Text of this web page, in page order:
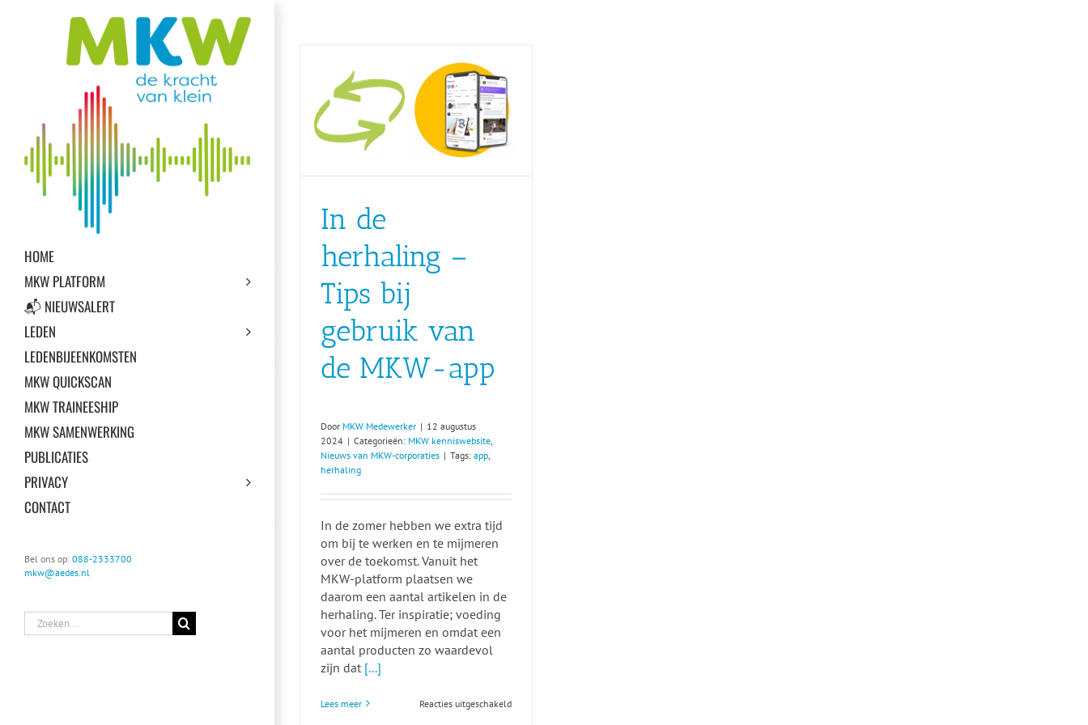
HOME
MKW PLATFORM
📬 NIEUWSALERT
LEDEN
LEDENBIJEENKOMSTEN
MKW QUICKSCAN
MKW TRAINEESHIP
MKW SAMENWERKING
PUBLICATIES
PRIVACY
CONTACT
Bel ons op: 088-2333700
mkw@aedes.nl
Zoeken
naar:
In de
herhaling –
Tips bij
gebruik van
de MKW-app
Door MKW Medewerker | 12 augustus
2024 | Categorieën: MKW kenniswebsite
Nieuws van MKW-corporaties | Tags: app
herhaling
In de zomer hebben we extra tijd
om bij te werken en te mijmeren
over de toekomst. Vanuit het
MKW-platform plaatsen we
daarom een aantal artikelen in de
herhaling. Ter inspiratie; voeding
voor het mijmeren en omdat een
aantal producten zo waardevol
zijn dat [...]
Lees meer Reacties uitgeschakeldvoor